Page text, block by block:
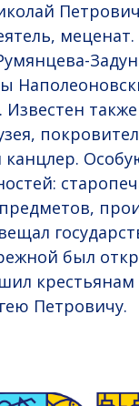
был
Петровичу.